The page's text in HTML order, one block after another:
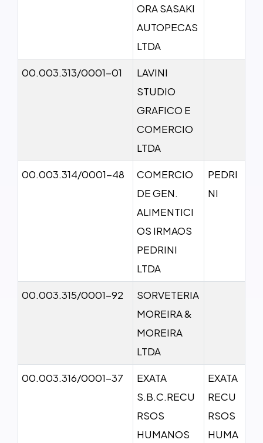
ORA SASAKI
AUTOPECAS
LTDA
00.003.313/0001-01
LAVINI
STUDIO
GRAFICO E
COMERCIO
LTDA
00.003.314/0001-48
COMERCIO
DE GEN.
ALIMENTICI
OS IRMAOS
PEDRINI
LTDA
PEDRI
NI
00.003.315/0001-92
SORVETERIA
MOREIRA &
MOREIRA
LTDA
00.003.316/0001-37
EXATA
S.B.C.RECU
RSOS
HUMANOS
EXATA
RECU
RSOS
HUMA